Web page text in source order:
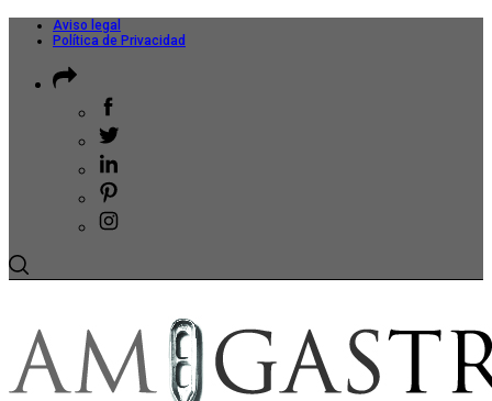
Aviso legal
Política de Privacidad